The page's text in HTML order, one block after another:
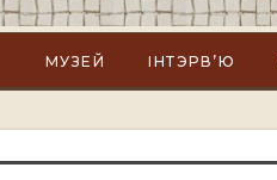
МУЗЕЙ ІНТЭРВ’Ю